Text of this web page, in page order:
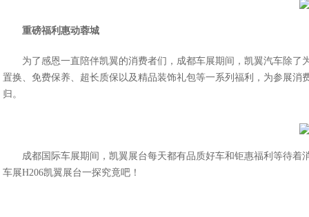
重磅福利惠动蓉城
为了 感恩一直陪伴凯翼的消费者们 ， 成都车展期间 ，凯翼汽车除了
置换、免费保养、超长质保以及精品装饰礼包等一系列福利，为参展消
归。
成都国际车展期间，凯翼展台每天都有品质好车和钜惠福利等待着
车展H206凯翼展台一探究竟吧！